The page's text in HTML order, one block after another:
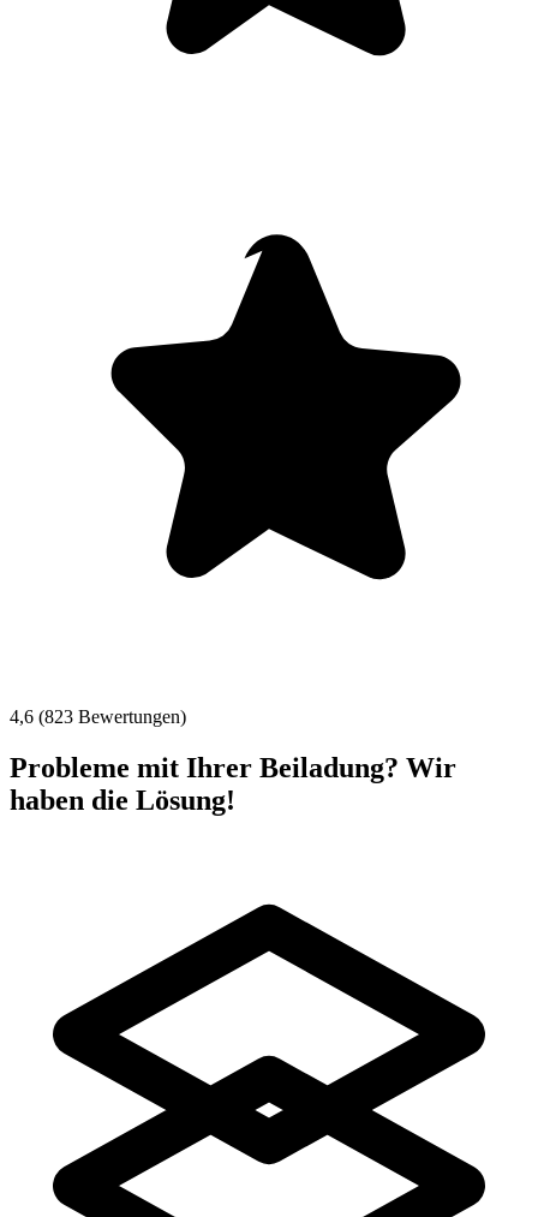
4,6 (823 Bewertungen)
Probleme mit Ihrer Beiladung? Wir
haben die Lösung!